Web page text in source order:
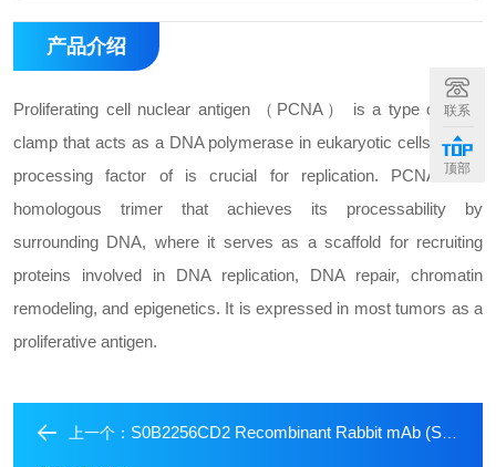
产品介绍
Proliferating cell nuclear antigen （PCNA） is a type of DNA
clamp that acts as a DNA polymerase in eukaryotic cells δ. The
processing factor of is crucial for replication. PCNA is a
homologous trimer that achieves its processability by
surrounding DNA, where it serves as a scaffold for recruiting
proteins involved in DNA replication, DNA repair, chromatin
remodeling, and epigenetics. It is expressed in most tumors as a
proliferative antigen.
上一个： S0B2256CD2 Recombinant Rabbit mAb (SDT-R261)
联系
顶部